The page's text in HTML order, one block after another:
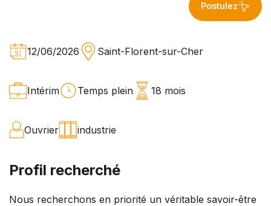
Postulez
12/06/2026 Saint-Florent-sur-Cher
Intérim Temps plein 18 mois
Ouvrier industrie
Profil recherché
Nous recherchons en priorité un véritable savoir-être